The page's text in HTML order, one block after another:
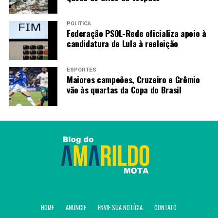
POLÍTICA
Federação PSOL-Rede oficializa apoio à
candidatura de Lula à reeleição
ESPORTES
Maiores campeões, Cruzeiro e Grêmio
vão às quartas da Copa do Brasil
HOME ANUNCIE ENVIE SUA NOTÍCIA CONTATO